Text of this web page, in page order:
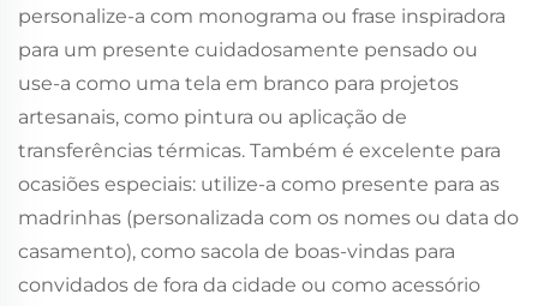
personalize-a com monograma ou frase inspiradora
para um presente cuidadosamente pensado ou
use-a como uma tela em branco para projetos
artesanais, como pintura ou aplicação de
transferências térmicas. Também é excelente para
ocasiões especiais: utilize-a como presente para as
madrinhas (personalizada com os nomes ou data do
casamento), como sacola de boas-vindas para
convidados de fora da cidade ou como acessório